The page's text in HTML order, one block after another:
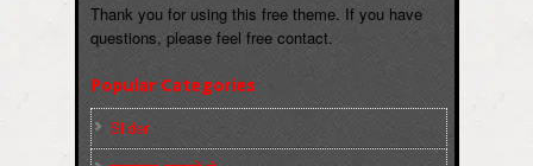
Thank you for using this free theme. If you have
questions, please feel free contact.
Popular Categories
Slider